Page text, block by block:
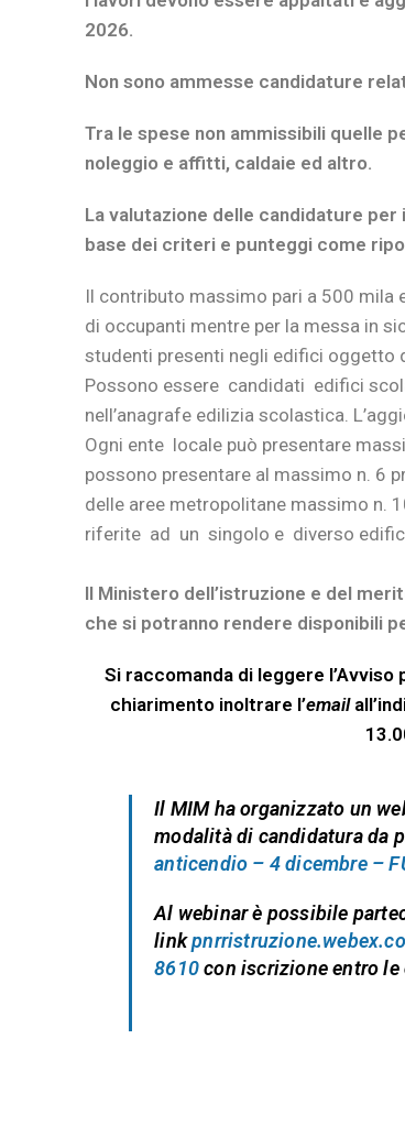
2026.
Non sono ammesse candidature
Tra le spese non ammissibili quelle
noleggio e affitti, caldaie ed altro.
La valutazione delle candidature
base dei criteri e punteggi come
Il contributo massimo pari a 500 mila
di occupanti mentre per la messa in
studenti presenti negli edifici oggetto
Possono essere candidati edifici
nell’anagrafe edilizia scolastica.
Ogni ente locale può presentare
possono presentare al massimo n. 6
delle aree metropolitane massimo n.
riferite ad un singolo e diverso
Il Ministero dell’istruzione e del
che si potranno rendere disponibili
Si raccomanda di leggere
chiarimento inoltrare l’email
Il MIM ha organizzato un
modalità di candidatura da
anticendio – 4 dicembre –
Al webinar è possibile
link
8610con iscrizioneentro le